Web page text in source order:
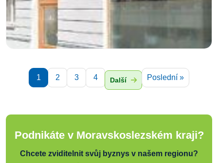
1 2 3 4 Další Poslední »
Podnikáte v Moravskoslezském kraji?
Chcete zviditelnit svůj byznys v našem regionu?